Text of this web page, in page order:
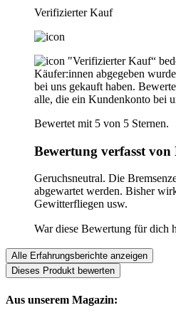
Verifizierter Kauf
"Verifizierter Kauf“
Käufer:innen abgegeben
bei uns gekauft haben.
alle, die ein Kundenkonto bei
Bewertet mit 5 von 5 Sternen.
Bewertung verfasst von
Geruchsneutral. Die
abgewartet werden. Bisher
Gewitterfliegen usw.
War diese Bewertung für dich
Alle Erfahrungsberichte anzeigen
Dieses Produkt bewerten
Aus unserem Magazin: